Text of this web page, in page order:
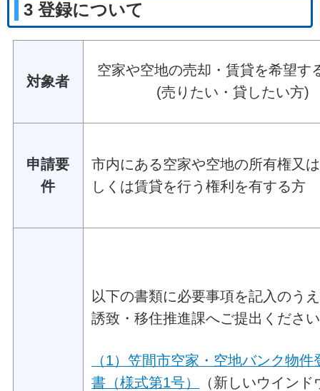
3 登録について
対象者
空家や空地の売却・賃貸を希望す
(売りたい・貸したい方)
申請要
件
市内にある空家や空地の所有権又
しくは賃貸を行う権利を有する方
以下の書類に必要事項を記入のう
誘致・移住推進課へご提出くださ
（1）笠間市空家・空地バンク物件
書（様式第1号）
（新しいウイン